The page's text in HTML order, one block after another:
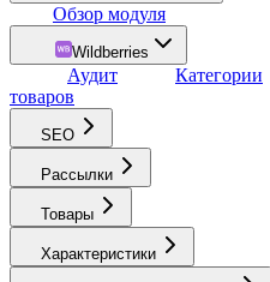
Обзор модуля
Wildberries
Аудит Категории
товаров
SEO
Рассылки
Товары
Характеристики